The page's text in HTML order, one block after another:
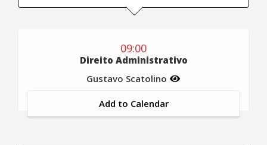
09:00
Direito Administrativo
Gustavo Scatolino
Add to Calendar